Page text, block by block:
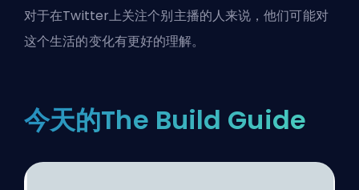
对于在Twitter上关注个别主播的人来说，他们可能对
这个生活的变化有更好的理解。
今天的The Build Guide